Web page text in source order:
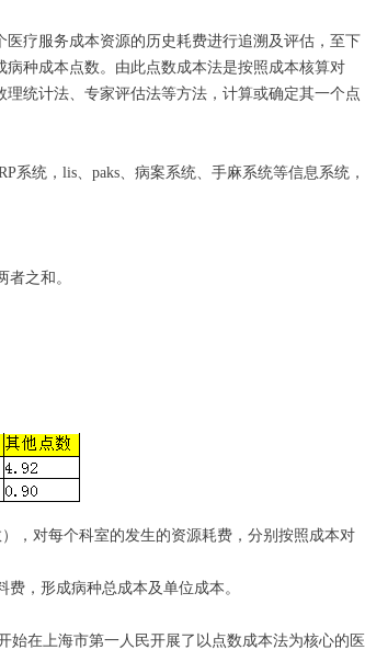
疗服务成本资源的历史耗费进行追溯及评估，至下
种成本点数。由此点数成本法是按照成本核算对
统计法、专家评估法等方法，计算或确定其一个点
统，lis、paks、病案系统、手麻系统等信息系统，
之和。
，对每个科室的发生的资源耗费，分别按照成本对
，形成病种总成本及单位成本。
始在上海市第一人民开展了以点数成本法为核心的医